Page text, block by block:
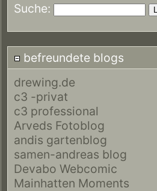
Suche:
befreundete blogs
drewing.de
c3 -privat
c3 professional
Arveds Fotoblog
andis gartenblog
samen-andreas blog
Devabo Webcomic
Mainhatten Moments